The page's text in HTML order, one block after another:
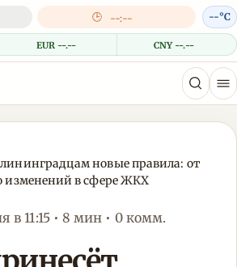
🕒 --:--
EUR --.-- CNY --.--
--°C
новые правила: от
изменений в сфере ЖКХ
в 11:15 • 8 мин • 0 комм.